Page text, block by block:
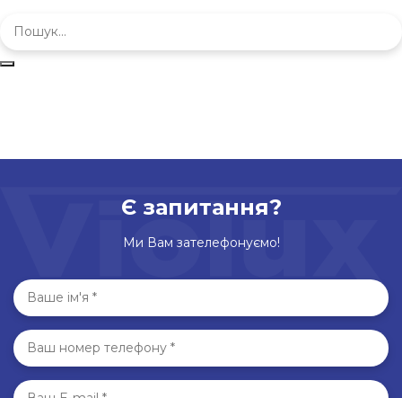
Є запитання?
Ми Вам зателефонуємо!